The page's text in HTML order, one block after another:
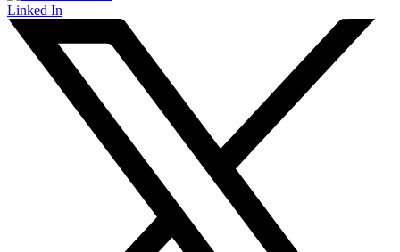
Linked In